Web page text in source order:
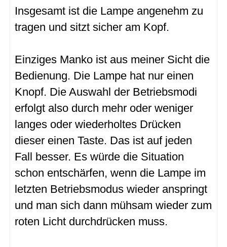
Insgesamt ist die Lampe angenehm zu
tragen und sitzt sicher am Kopf.
Einziges Manko ist aus meiner Sicht die
Bedienung. Die Lampe hat nur einen
Knopf. Die Auswahl der Betriebsmodi
erfolgt also durch mehr oder weniger
langes oder wiederholtes Drücken
dieser einen Taste. Das ist auf jeden
Fall besser. Es würde die Situation
schon entschärfen, wenn die Lampe im
letzten Betriebsmodus wieder anspringt
und man sich dann mühsam wieder zum
roten Licht durchdrücken muss.